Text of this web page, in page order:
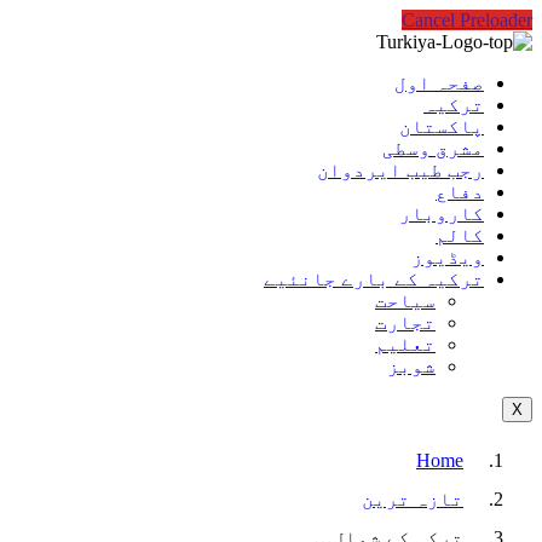
Cancel Preloader
صفحہ اول
ترکیہ
پاکستان
مشرق وسطی
رجب طیب ایردوان
دفاع
کاروبار
کالم
ویڈیوز
ترکیہ کے بارے جانئیے
سیاحت
تجارت
تعلیم
شوبز
X
Home
تازہ ترین
ترکی کے شمال…